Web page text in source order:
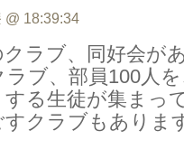
18:39:34
ラブ、同好会が
ブ、部員100人
る生徒が集まっ
クラブもありま